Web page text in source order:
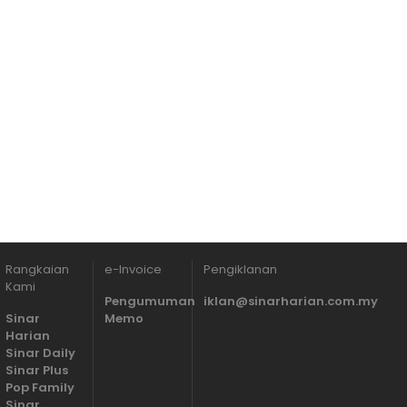
Rangkaian
Kami
Sinar
Harian
Sinar Daily
Sinar Plus
Pop Family
e-Invoice
Pengumuman
Memo
Pengiklanan
iklan@sinarharian.com.my